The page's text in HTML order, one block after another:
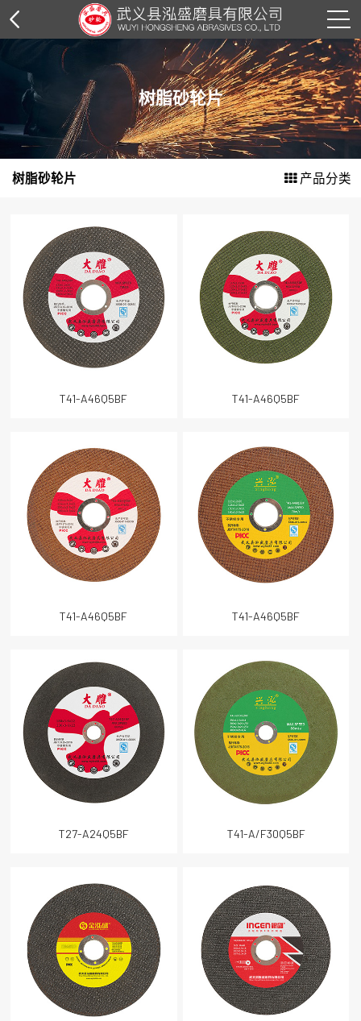
树脂砂轮片
树脂砂轮片 产品分类
T41-A46Q5BF T41-A46Q5BF
T41-A46Q5BF T41-A46Q5BF
T27-A24Q5BF T41-A/F30Q5BF
树脂砂轮片
角磨片系列
切割片系列
钢丝轮系列
花叶轮系列
抛光轮系列
抛光膏系列
纸箱外包装